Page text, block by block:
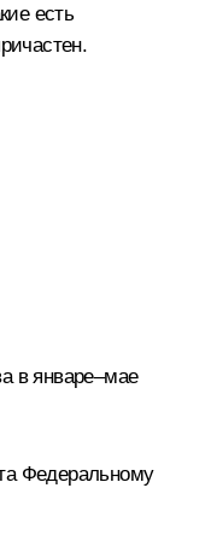
есть
в январе–мае
Федеральному